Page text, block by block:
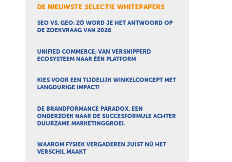
DE NIEUWSTE SELECTIE WHITEPAPERS
SEO VS. GEO: ZÓ WORD JE HET ANTWOORD OP
DE ZOEKVRAAG VAN 2026
UNIFIED COMMERCE; VAN VERSNIPPERD
ECOSYSTEEM NAAR ÉÉN PLATFORM
KIES VOOR EEN TIJDELIJK WINKELCONCEPT MET
LANGDURIGE IMPACT!
DE BRANDFORMANCE PARADOX. EEN
ONDERZOEK NAAR DE SUCCESFORMULE ACHTER
DUURZAME MARKETINGGROEI.
WAAROM FYSIEK VERGADEREN JUIST NÚ HET
VERSCHIL MAAKT